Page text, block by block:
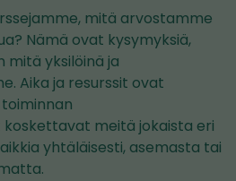
mitä arvostamme
Nämä ovat kysymyksiä,
yksilöinä ja
Aika ja resurssit ovat
meitä jokaista eri
yhtäläisesti, asemasta tai